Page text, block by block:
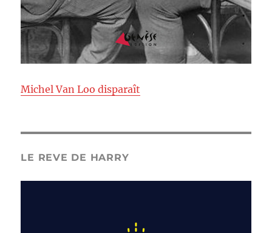
Michel Van Loo disparaît
LE REVE DE HARRY